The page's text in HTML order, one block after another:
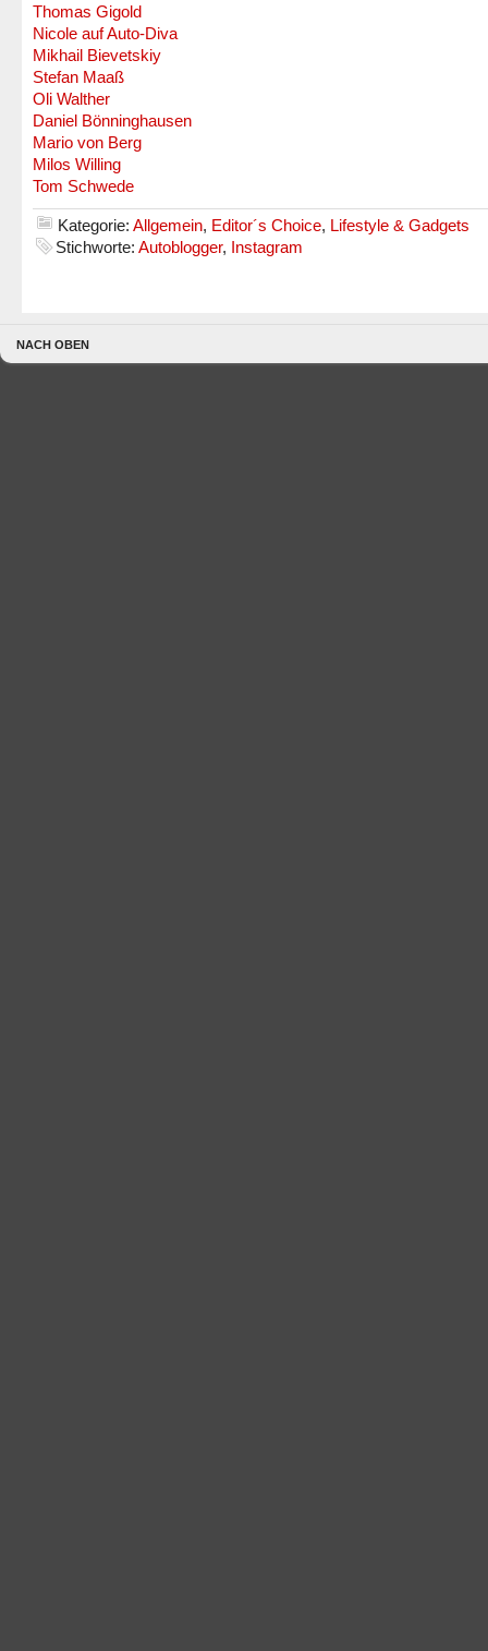
Thomas Gigold
Nicole auf Auto-Diva
Mikhail Bievetskiy
Stefan Maaß
Oli Walther
Daniel Bönninghausen
Mario von Berg
Milos Willing
Tom Schwede
Kategorie: Allgemein, Editor´s Choice, Lifestyle & Gadgets
Stichworte: Autoblogger, Instagram
NACH OBEN